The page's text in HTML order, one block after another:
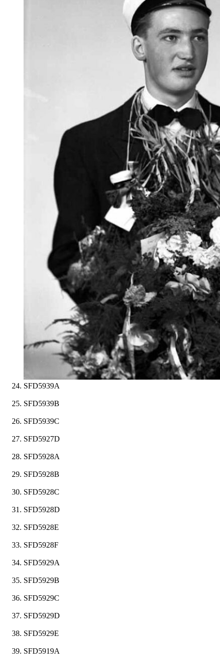
SFD5939A
SFD5939B
SFD5939C
SFD5927D
SFD5928A
SFD5928B
SFD5928C
SFD5928D
SFD5928E
SFD5928F
SFD5929A
SFD5929B
SFD5929C
SFD5929D
SFD5929E
SFD5919A